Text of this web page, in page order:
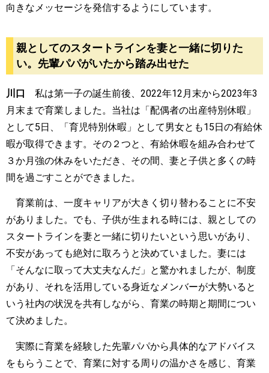
向きなメッセージを発信するようにしています。
親としてのスタートラインを妻と一緒に切りた
い。先輩パパがいたから踏み出せた
川口 私は第一子の誕生前後、 2022年12 月末から2023年3
月末まで育業しました。当社は「配偶者の出産特別休暇」
として5日、「育児特別休暇」として男女とも15日の有給休
暇が取得できます。その２つと、有給休暇を組み合わせて
３か月強の休みをいただき、その間、妻と子供と多くの時
間を過ごすことができました。
育業前は、一度キャリアが大きく切り替わることに不安
がありました。でも、子供が生まれる時には、親としての
スタートラインを妻と一緒に切りたいという思いがあり、
不安があっても絶対に取ろうと決めていました。妻には
「そんなに取って大丈夫なんだ」と驚かれましたが、制度
があり、それを活用している身近なメンバーが大勢いると
いう社内の状況を共有しながら、育業の時期と期間につい
て決めました。
実際に育業を経験した先輩パパから具体的なアドバイス
をもらうことで、育業に対する周りの温かさを感じ、育業